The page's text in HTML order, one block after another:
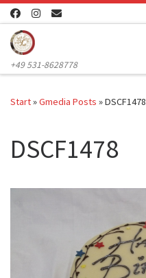
Zum Inhalt springen
+49 531-8628778
Start»Gmedia Posts »DSCF1478
DSCF1478